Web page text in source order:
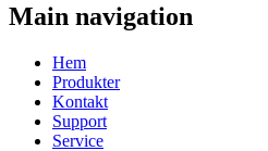
Main navigation
Hem
Produkter
Kontakt
Support
Service